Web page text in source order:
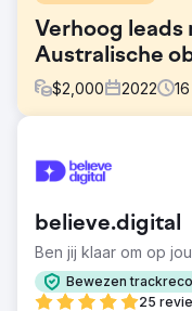
Verhoog leads
Australische
$2,000 2022 16
Lokale bond
klant kwam naar ons
volgende
geen goede SEO
Technische SEO is
Oplossing
believe.digital
Ben jij klaar om op
Bewezen
25